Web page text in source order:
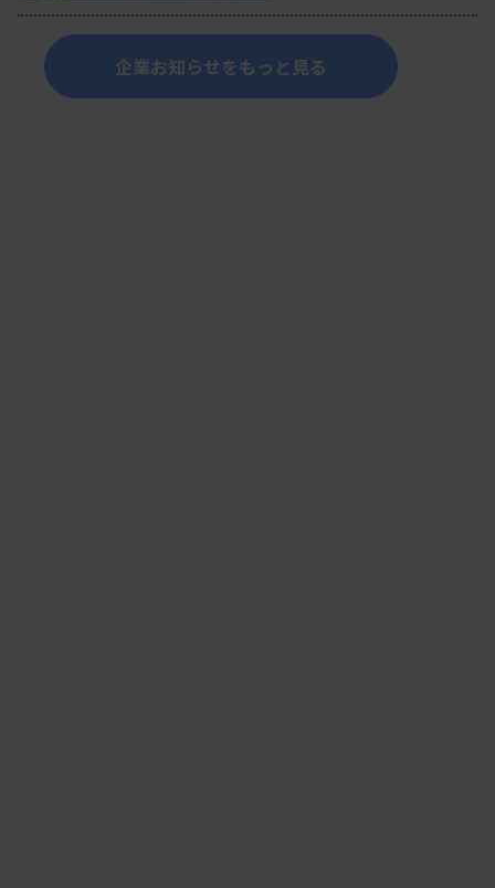
企業お知らせをもっと見る